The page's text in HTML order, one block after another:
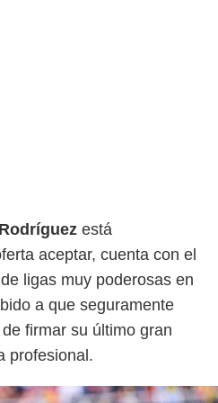
está
aceptar, cuenta con el
ligas muy poderosas en
a que seguramente
firmar su último gran
profesional.